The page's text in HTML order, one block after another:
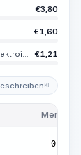
€3,80
€1,60
Isolierbänder aus gummiertem Baumwollstoff für Elektroinstallations- und Reparaturarbeiten, Farbe schwarz, Breite 20 mm, Dicke 0,35 mm €1,21
KI
Menge
0,12